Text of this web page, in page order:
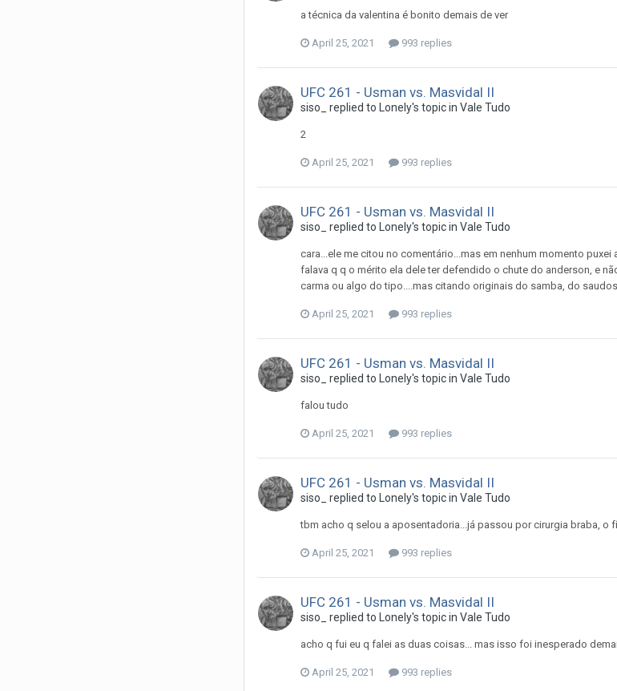
a técnica da valentina é bonito demais de ver
April 25, 2021 993 replies
UFC 261 - Usman vs. Masvidal II
siso_ replied to Lonely's topic in Vale Tudo
2
April 25, 2021 993 replies
UFC 261 - Usman vs. Masvidal II
siso_ replied to Lonely's topic in Vale Tudo
cara...ele me citou no comentário...mas em nenhum momento
falava q q o mérito ela dele ter defendido o chute do anderson, e
carma ou algo do tipo....mas citando originais do samba, do
April 25, 2021 993 replies
UFC 261 - Usman vs. Masvidal II
siso_ replied to Lonely's topic in Vale Tudo
falou tudo
April 25, 2021 993 replies
UFC 261 - Usman vs. Masvidal II
siso_ replied to Lonely's topic in Vale Tudo
tbm acho q selou a aposentadoria...já passou por cirurgia braba,
April 25, 2021 993 replies
UFC 261 - Usman vs. Masvidal II
siso_ replied to Lonely's topic in Vale Tudo
acho q fui eu q falei as duas coisas... mas isso foi inesperado
April 25, 2021 993 replies